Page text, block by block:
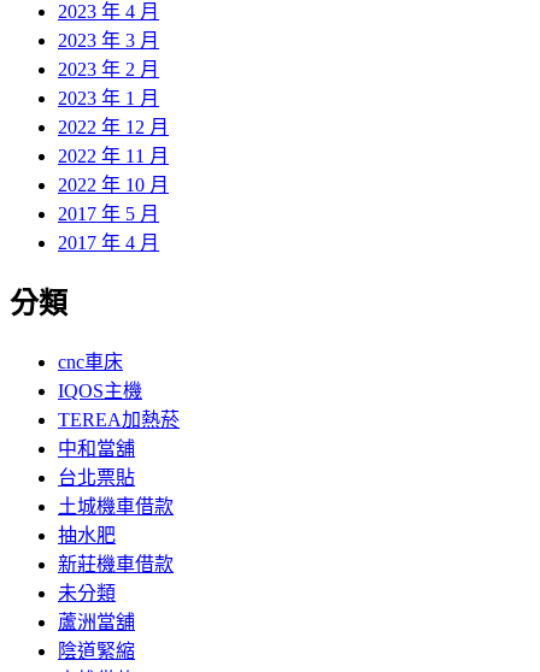
2023 年 4 月
2023 年 3 月
2023 年 2 月
2023 年 1 月
2022 年 12 月
2022 年 11 月
2022 年 10 月
2017 年 5 月
2017 年 4 月
分類
cnc車床
IQOS主機
TEREA加熱菸
中和當舖
台北票貼
土城機車借款
抽水肥
新莊機車借款
未分類
蘆洲當舖
陰道緊縮